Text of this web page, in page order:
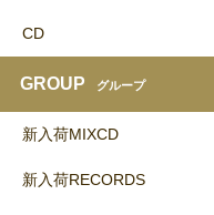
CD
GROUP グループ
新入荷MIXCD
新入荷RECORDS